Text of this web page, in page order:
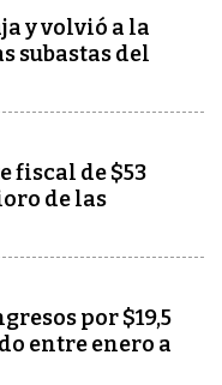
y volvió a la
subastas del
fiscal de $53
de las
por $19,5
entre enero a